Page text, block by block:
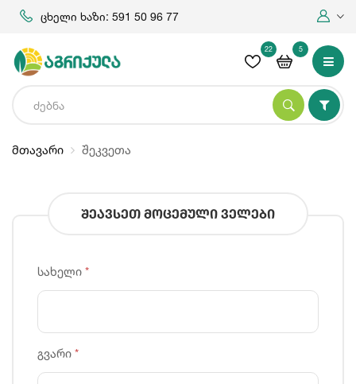
ცხელი ხაზი: 591 50 96 77
22 5
მთავარი შეკვეთა
შეავსეთ მოცემული ველები
სახელი *
გვარი *